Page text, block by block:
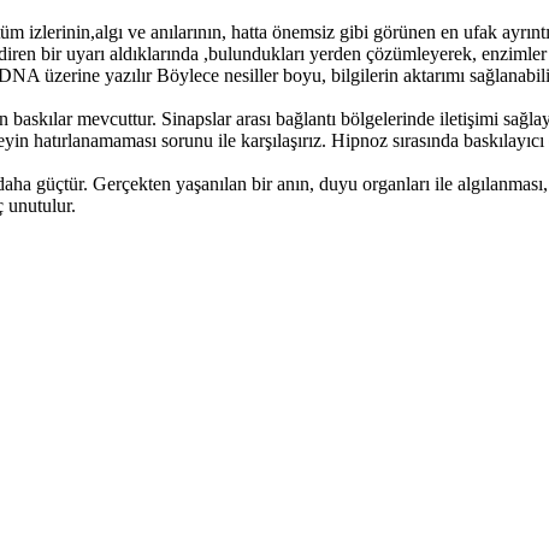
ve anılarının, hatta önemsiz gibi görünen en ufak
uyarı aldıklarında ,bulundukları yerden çözümleyerek, enzimler
üzerine yazılır Böylece nesiller boyu, bilgilerin aktarımı
mevcuttur. Sinapslar arası bağlantı bölgelerinde iletişimi
sorunu ile karşılaşırız. Hipnoz sırasında
güçtür. Gerçekten yaşanılan bir anın, duyu organları ile
unutulur.